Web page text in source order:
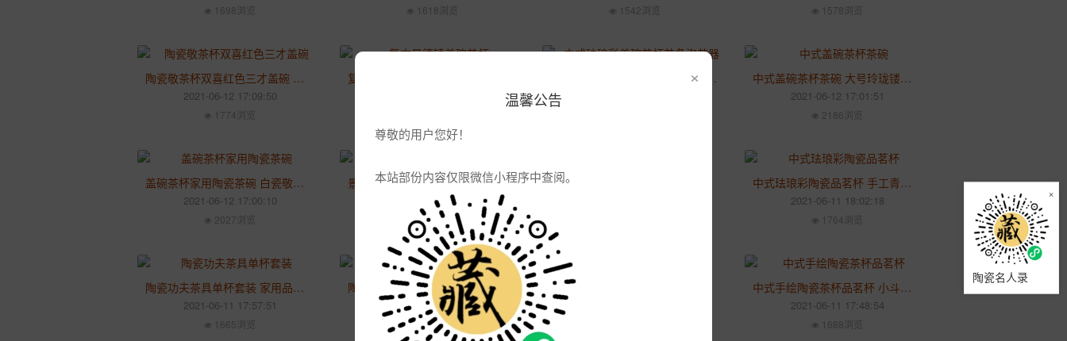
×
温馨公告
尊敬的用户您好！
本站部份内容仅限微信小程序中查阅。
×
陶瓷名人录
1698浏览 1618浏览 1542浏览 1578浏览
陶瓷敬茶杯双喜红色三才盖碗 婚庆婚礼新人改口茶具套装
2021-06-12 17:09:50
1774浏览
中式珐琅彩盖碗茶杯茶备泡茶器 仿古三才碗功夫茶具泡茶碗手工 中式盖碗茶杯茶碗 大号玲珑镂空青花瓷泡茶碗陶瓷白瓷手抓壶
2021-06-12 17:01:51
2186浏览
盖碗茶杯家用陶瓷茶碗 白瓷敬茶三才碗功夫茶泡茶器茶具
2021-06-12 17:00:10
2027浏览
景德镇盖碗半手绘茶具 仿古功夫茶具品茗杯主人单杯
2021-06-11 18:10:29
1706浏览
中式珐琅彩陶瓷品茗杯 手工青花瓷功夫茶具茶杯主人杯
2021-06-11 18:02:18
1764浏览
陶瓷功夫茶具单杯套装 家用品茗杯主人杯 个人杯斗笠杯茶杯
2021-06-11 17:57:51
1665浏览
陶瓷茶杯个人品茗杯 主人杯家用喝茶茶碗复古功夫茶具
2021-06-11 17:53:37
1706浏览
中式手绘陶瓷茶杯品茗杯 小斗笠杯功夫茶具青花普洱杯单杯
2021-06-11 17:48:54
1688浏览